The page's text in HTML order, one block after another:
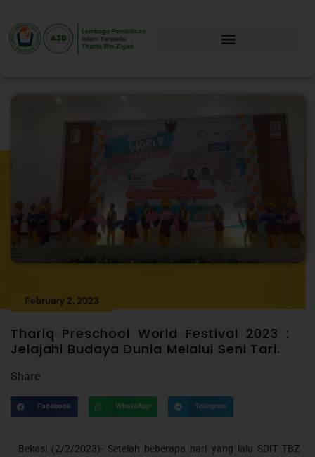
February 2, 2023
Thariq Preschool World Festival 2023 :
Jelajahi Budaya Dunia Melalui Seni Tari.
Share
Facebook WhatsApp Telegram
Bekasi (2/2/2023)- Setelah beberapa hari yang lalu SDIT TBZ